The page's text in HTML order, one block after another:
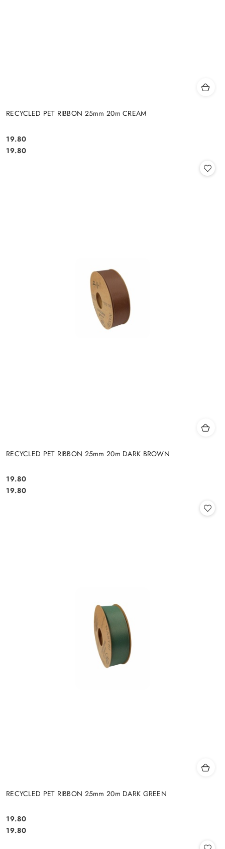
RECYCLED PET RIBBON 25mm 20m CREAM
Cena:
19.80
Cena:
19.80
RECYCLED PET RIBBON 25mm 20m DARK BROWN
Cena:
19.80
Cena:
19.80
RECYCLED PET RIBBON 25mm 20m DARK GREEN
Cena:
19.80
Cena:
19.80